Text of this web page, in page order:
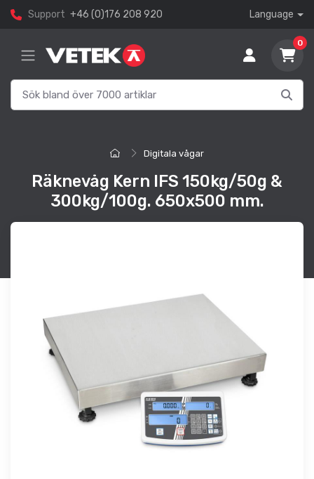
Support +46 (0)176 208 920 Language
0
Digitala vågar
Räknevåg Kern IFS 150kg/50g &
300kg/100g. 650x500 mm.